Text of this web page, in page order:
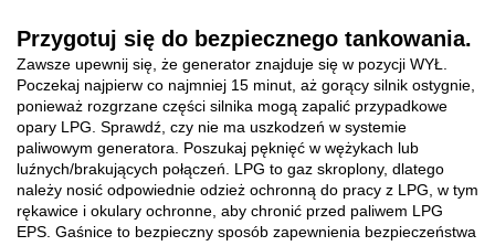
Przygotuj się do bezpiecznego tankowania.
Zawsze upewnij się, że generator znajduje się w pozycji WYŁ.
Poczekaj najpierw co najmniej 15 minut, aż gorący silnik ostygnie,
ponieważ rozgrzane części silnika mogą zapalić przypadkowe
opary LPG. Sprawdź, czy nie ma uszkodzeń w systemie
paliwowym generatora. Poszukaj pęknięć w wężykach lub
luźnych/brakujących połączeń. LPG to gaz skroplony, dlatego
należy nosić odpowiednie odzież ochronną do pracy z LPG, w tym
rękawice i okulary ochronne, aby chronić przed paliwem LPG
EPS. Gaśnice to bezpieczny sposób zapewnienia bezpieczeństwa